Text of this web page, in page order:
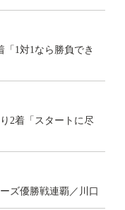
「1対1なら勝負でき
2着「スタートに尽
ズ優勝戦連覇／川口